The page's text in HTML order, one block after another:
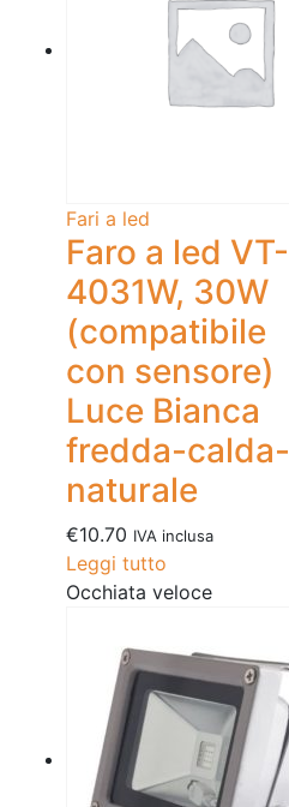
Fari a led
Faro a led VT-
4031W, 30W
(compatibile
con sensore)
Luce Bianca
fredda-calda-
naturale
€10.70 IVA inclusa
Leggi tutto
Occhiata veloce